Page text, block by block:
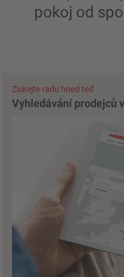
pokoj od
Získejte radu hned teď
Vyhledávání prodejců